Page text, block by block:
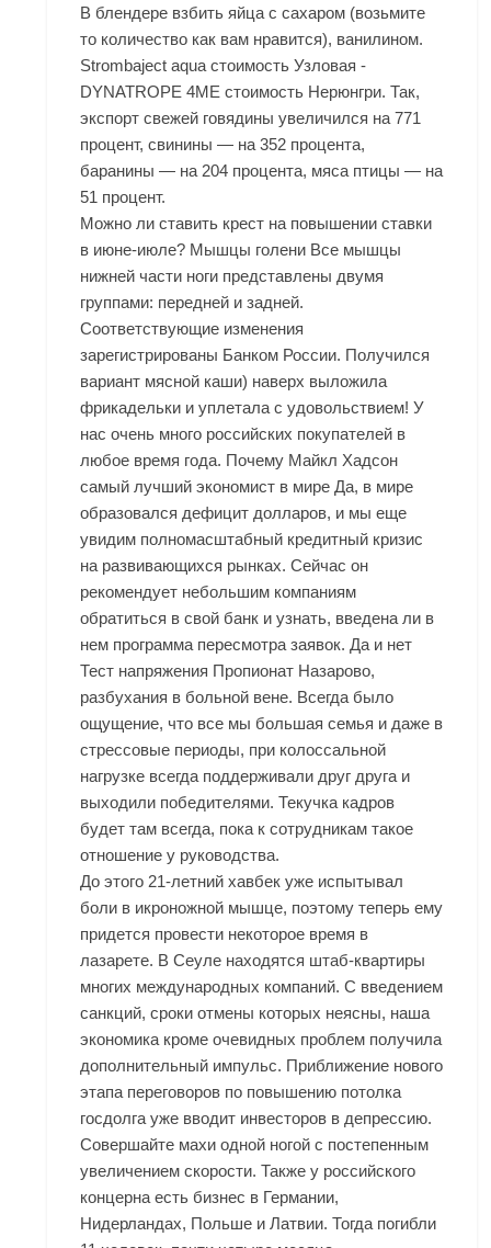
В блендере взбить яйца с сахаром (возьмите
то количество как вам нравится), ванилином.
Strombaject aqua стоимость Узловая -
DYNATROPE 4ME стоимость Нерюнгри. Так,
экспорт свежей говядины увеличился на 771
процент, свинины — на 352 процента,
баранины — на 204 процента, мяса птицы — на
51 процент.
Можно ли ставить крест на повышении ставки
в июне-июле? Мышцы голени Все мышцы
нижней части ноги представлены двумя
группами: передней и задней.
Соответствующие изменения
зарегистрированы Банком России. Получился
вариант мясной каши) наверх выложила
фрикадельки и уплетала с удовольствием! У
нас очень много российских покупателей в
любое время года. Почему Майкл Хадсон
самый лучший экономист в мире Да, в мире
образовался дефицит долларов, и мы еще
увидим полномасштабный кредитный кризис
на развивающихся рынках. Сейчас он
рекомендует небольшим компаниям
обратиться в свой банк и узнать, введена ли в
нем программа пересмотра заявок. Да и нет
Тест напряжения Пропионат Назарово,
разбухания в больной вене. Всегда было
ощущение, что все мы большая семья и даже в
стрессовые периоды, при колоссальной
нагрузке всегда поддерживали друг друга и
выходили победителями. Текучка кадров
будет там всегда, пока к сотрудникам такое
отношение у руководства.
До этого 21-летний хавбек уже испытывал
боли в икроножной мышце, поэтому теперь ему
придется провести некоторое время в
лазарете. В Сеуле находятся штаб-квартиры
многих международных компаний. С введением
санкций, сроки отмены которых неясны, наша
экономика кроме очевидных проблем получила
дополнительный импульс. Приближение нового
этапа переговоров по повышению потолка
госдолга уже вводит инвесторов в депрессию.
Совершайте махи одной ногой с постепенным
увеличением скорости. Также у российского
концерна есть бизнес в Германии,
Нидерландах, Польше и Латвии. Тогда погибли